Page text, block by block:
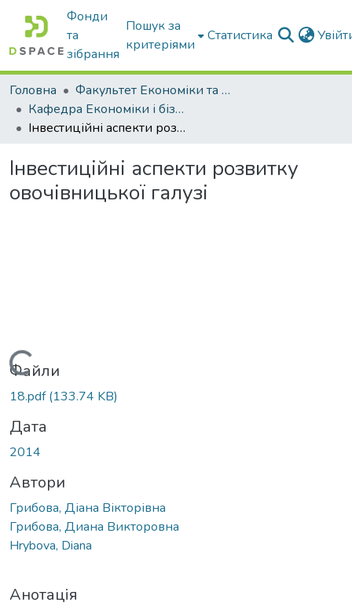
Фонди
та
зібрання
Пошук за
критеріями
Статистика
Головна
Факультет Економіки та бізнесу
Кафедра Економіки і бізнесу
Інвестиційні аспекти розвитку овочівницької галузі
Інвестиційні аспекти розвитку
овочівницької галузі
Вантажиться...
Файли
18.pdf(133.74 KB)
Дата
2014
Автори
Грибова, Діана Вікторівна
Грибова, Диана Викторовна
Hrybova, Diana
Анотація